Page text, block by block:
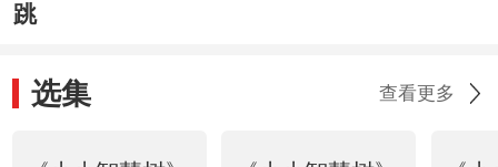
跳
选集 查看更多